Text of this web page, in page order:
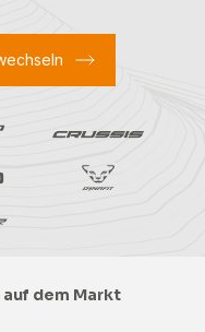
dem Markt